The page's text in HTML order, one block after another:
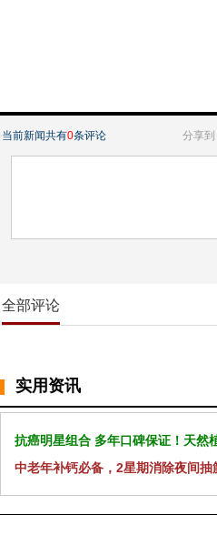
当前新闻共有0条评论 分享到
全部评论
实用资讯
抗癌明星组合 多年口碑保证！天然
中老年补钙必备，2星期消除夜间